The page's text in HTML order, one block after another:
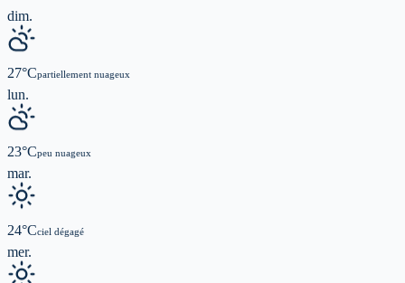
dim.
27°Cpartiellement nuageux
lun.
23°Cpeu nuageux
mar.
24°Cciel dégagé
mer.